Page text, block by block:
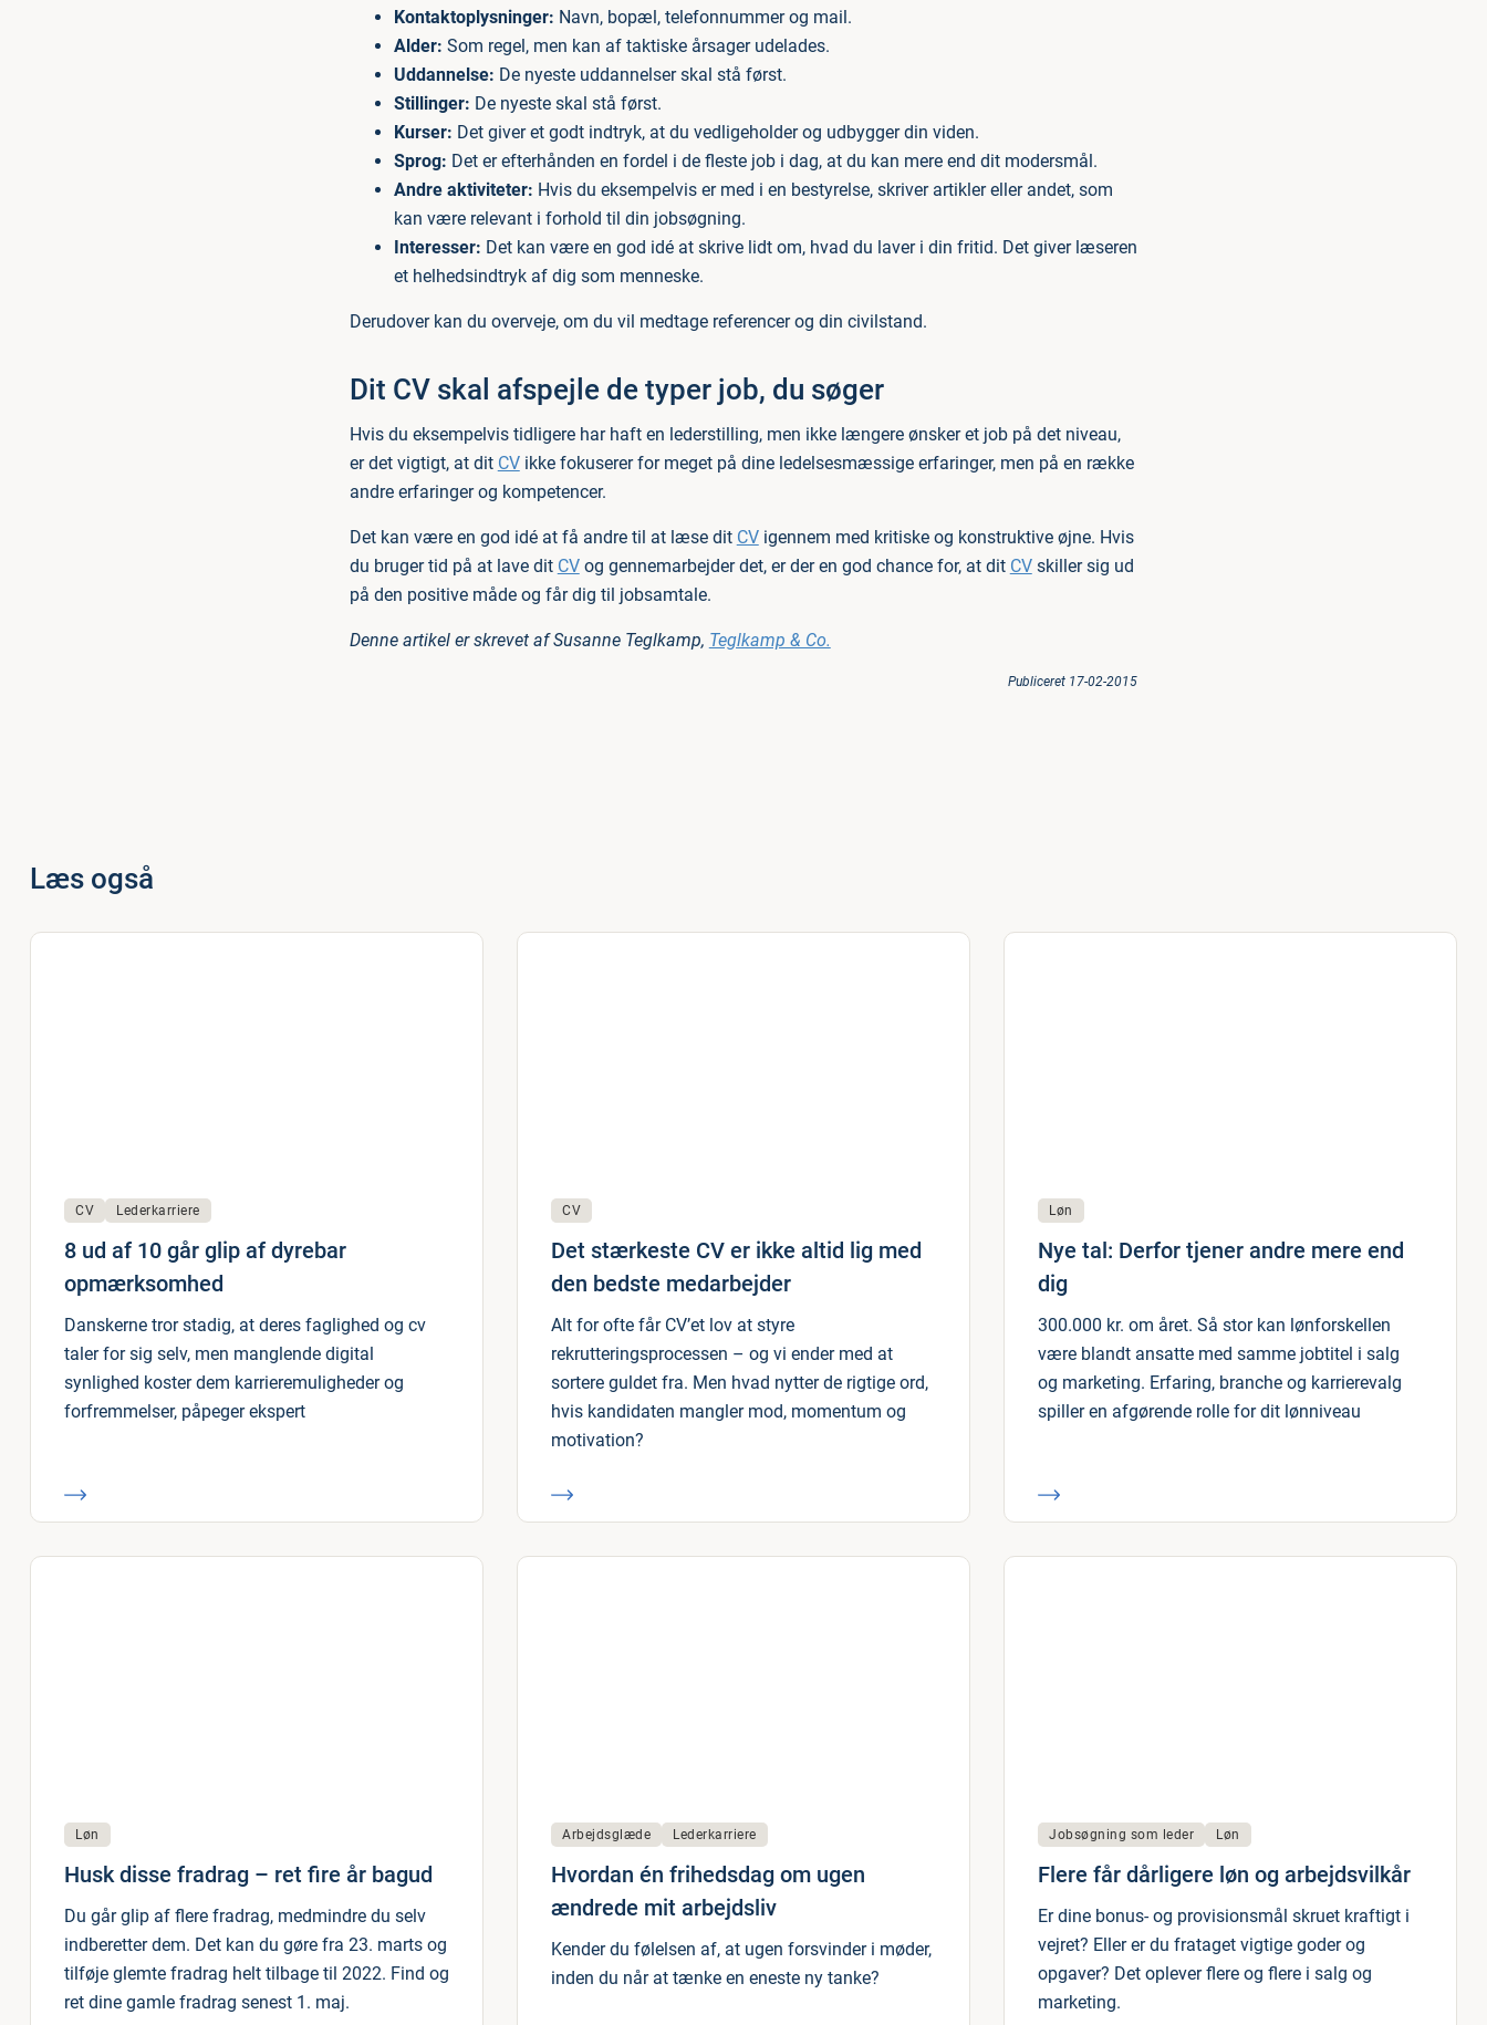
Kontaktoplysninger: Navn, bopæl, telefonnummer og mail.
Alder: Som regel, men kan af taktiske årsager udelades.
Uddannelse: De nyeste uddannelser skal stå først.
Stillinger: De nyeste skal stå først.
Kurser: Det giver et godt indtryk, at du vedligeholder og udbygger din viden.
Sprog: Det er efterhånden en fordel i de fleste job i dag, at du kan mere end dit modersmål.
Andre aktiviteter: Hvis du eksempelvis er med i en bestyrelse, skriver artikler eller andet, som
kan være relevant i forhold til din jobsøgning.
Interesser: Det kan være en god idé at skrive lidt om, hvad du laver i din fritid. Det giver læseren
et helhedsindtryk af dig som menneske.
Derudover kan du overveje, om du vil medtage referencer og din civilstand.
Dit CV skal afspejle de typer job, du søger
Hvis du eksempelvis tidligere har haft en lederstilling, men ikke længere ønsker et job på det niveau,
er det vigtigt, at dit CVikke fokuserer for meget på dine ledelsesmæssige erfaringer, men på en række
andre erfaringer og kompetencer.
Det kan være en god idé at få andre til at læse dit CVigennem med kritiske og konstruktive øjne. Hvis
du bruger tid på at lave dit CVog gennemarbejder det, er der en god chance for, at dit CVskiller sig ud
på den positive måde og får dig til jobsamtale.
Denne artikel er skrevet af Susanne Teglkamp, Teglkamp & Co.
Publiceret 17-02-2015
Læs også
CV Lederkarriere
8 ud af 10 går glip af dyrebar
opmærksomhed
Danskerne tror stadig, at deres faglighed og cv
taler for sig selv, men manglende digital
synlighed koster dem karrieremuligheder og
forfremmelser, påpeger ekspert
CV
Det stærkeste CV er ikke altid lig med
den bedste medarbejder
Alt for ofte får CV’et lov at styre
rekrutteringsprocessen – og vi ender med at
sortere guldet fra. Men hvad nytter de rigtige ord,
hvis kandidaten mangler mod, momentum og
motivation?
Løn
Nye tal: Derfor tjener andre mere end
dig
300.000 kr. om året. Så stor kan lønforskellen
være blandt ansatte med samme jobtitel i salg
og marketing. Erfaring, branche og karrierevalg
spiller en afgørende rolle for dit lønniveau
Løn
Husk disse fradrag – ret fire år bagud
Du går glip af flere fradrag, medmindre du selv
indberetter dem. Det kan du gøre fra 23. marts og
tilføje glemte fradrag helt tilbage til 2022. Find og
ret dine gamle fradrag senest 1. maj.
Arbejdsglæde Lederkarriere
Hvordan én frihedsdag om ugen
ændrede mit arbejdsliv
Kender du følelsen af, at ugen forsvinder i møder,
inden du når at tænke en eneste ny tanke?
Jobsøgning som leder Løn
Flere får dårligere løn og arbejdsvilkår
Er dine bonus- og provisionsmål skruet kraftigt i
vejret? Eller er du frataget vigtige goder og
opgaver? Det oplever flere og flere i salg og
marketing.